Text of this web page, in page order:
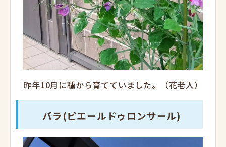
昨年10月に種から育てていました。（花老人）
バラ(ピエールドゥロンサール)